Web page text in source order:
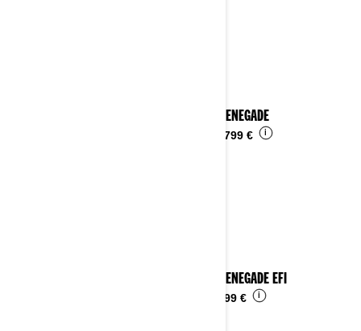
2025 RENEGADE
15.799 € i
2025 RENEGADE EFI
4.899 € i